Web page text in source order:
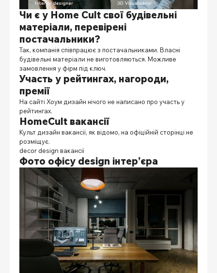
Чи є у Home Cult свої будівельні
матеріали, перевірені
постачальники?
Так, компанія співпрацює з постачальниками. Власні
будівельні матеріали не виготовляються. Можливе
замовлення у фірм під ключ.
Участь у рейтингах, нагороди,
премії
На сайті Хоум дизайн нічого не написано про участь у
рейтингах.
HomeCult вакансії
Культ дизайн вакансії, як відомо, на офіційній сторінці не
розміщує.
decor design вакансії
Фото офісу design інтер’єра